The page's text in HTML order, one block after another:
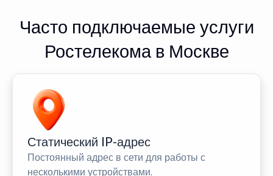
Часто подключаемые услуги
Ростелекома в Москве
Статический IP-адрес
Постоянный адрес в сети для работы с
несколькими устройствами.